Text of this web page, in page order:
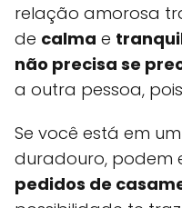
relação amorosa
de calma e
não precisa se
a outra pessoa, pois
Se você está em
duradouro, podem
pedidos de